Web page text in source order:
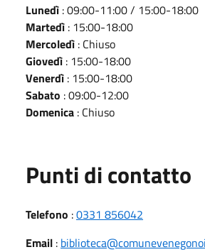
Lunedì : 09:00-11:00 / 15:00-18:00
Martedì : 15:00-18:00
Mercoledì : Chiuso
Giovedì : 15:00-18:00
Venerdì : 15:00-18:00
Sabato : 09:00-12:00
Domenica : Chiuso
Punti di contatto
Telefono :0331 856042
Email :